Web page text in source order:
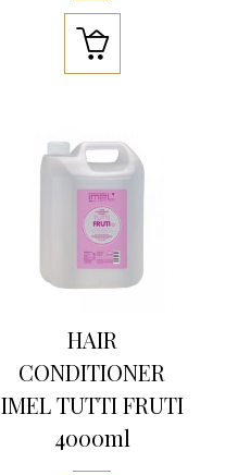

HAIR
CONDITIONER
IMEL TUTTI FRUTI
4000ml